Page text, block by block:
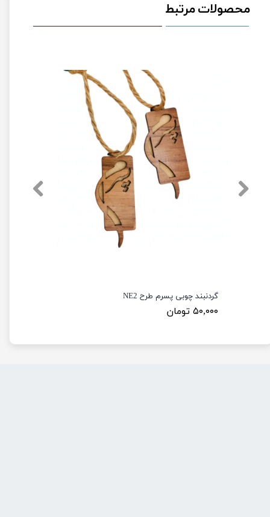
محصولات مرتبط
گردنبند چوبی پسرم طرح NE2
۵۰,۰۰۰ تومان